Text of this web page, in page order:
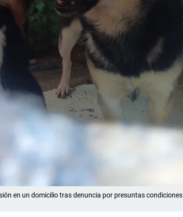
en un domicilio tras denuncia por presuntas condiciones